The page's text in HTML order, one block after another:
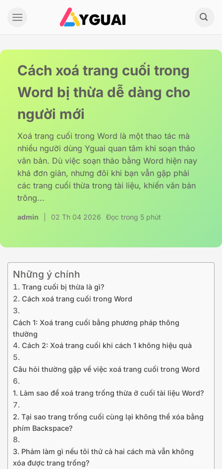
qua
Cách xoá trang cuối trong
Word bị thừa dễ dàng cho
người mới
Xoá trang cuối trong Word là một thao tác mà
nhiều người dùng Yguai quan tâm khi soạn thảo
văn bản. Dù việc soạn thảo bằng Word hiện nay
khá đơn giản, nhưng đôi khi bạn vẫn gặp phải
các trang cuối thừa trong tài liệu, khiến văn bản
trông...
admin 02 Th 04 2026 Đọc trong 5 phút
Những ý chính
Trang cuối bị thừa là gì?
Cách xoá trang cuối trong Word
Cách 1: Xoá trang cuối bằng phương pháp thông
thường
Cách 2: Xoá trang cuối khi cách 1 không hiệu quả
Câu hỏi thường gặp về việc xoá trang cuối trong Word
1. Làm sao để xoá trang trống thừa ở cuối tài liệu Word?
2. Tại sao trang trống cuối cùng lại không thể xóa bằng
phím Backspace?
3. Phảm làm gì nếu tôi thử cả hai cách mà vẫn không
xóa được trang trống?